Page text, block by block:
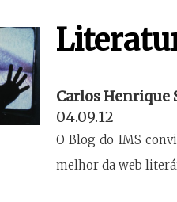
Carlos Henrique
04.09.12
O Blog do IMS
melhor da web